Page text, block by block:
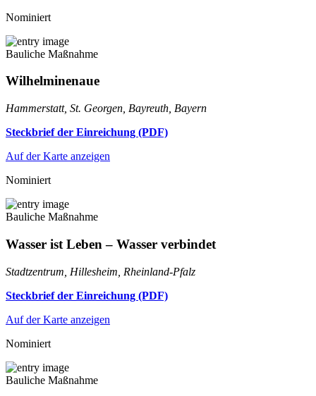
Nominiert
Bauliche Maßnahme
Wilhelminenaue
Hammerstatt, St. Georgen, Bayreuth, Bayern
Steckbrief der Einreichung (PDF)
Auf der Karte anzeigen
Nominiert
Bauliche Maßnahme
Wasser ist Leben – Wasser verbindet
Stadtzentrum, Hillesheim, Rheinland-Pfalz
Steckbrief der Einreichung (PDF)
Auf der Karte anzeigen
Nominiert
Bauliche Maßnahme